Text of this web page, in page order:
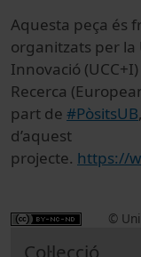
Aquesta peça és
organitzats per la
Innovació
Recerca
part de #PòsitsUB
d’aquest
projecte. https://
©
Col·lecció